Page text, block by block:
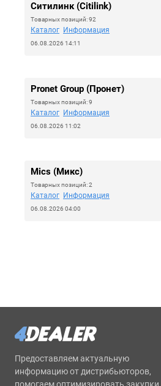
Ситилинк (Citilink)
Товарных позиций: 92
Каталог Информация
06.08.2026 14:11
Pronet Group (Пронет)
Товарных позиций: 9
Каталог Информация
06.08.2026 11:02
Mics (Микс)
Товарных позиций: 2
Каталог Информация
06.08.2026 04:00
Предоставляем актуальную
информацию от дистрибьюторов,